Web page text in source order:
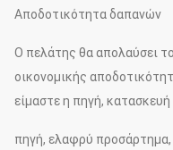
Αποδοτικότητα δαπανών
Ο πελάτης θα απολαύσει
οικονομικής
είμαστε η πηγή,
πηγή, ελαφρύ